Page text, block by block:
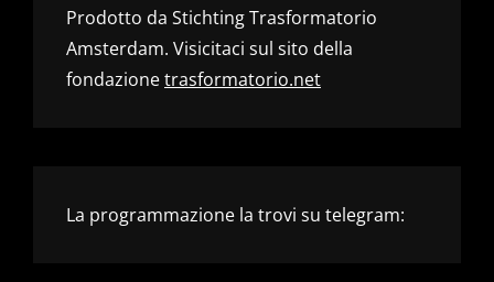
Prodotto da Stichting Trasformatorio
Amsterdam. Visicitaci sul sito della
fondazionetrasformatorio.net
La programmazione la trovi su telegram: